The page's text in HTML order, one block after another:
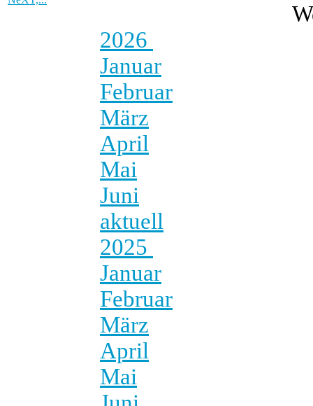
2026
Januar
Februar
März
April
Mai
Juni
aktuell
2025
Januar
Februar
März
April
Mai